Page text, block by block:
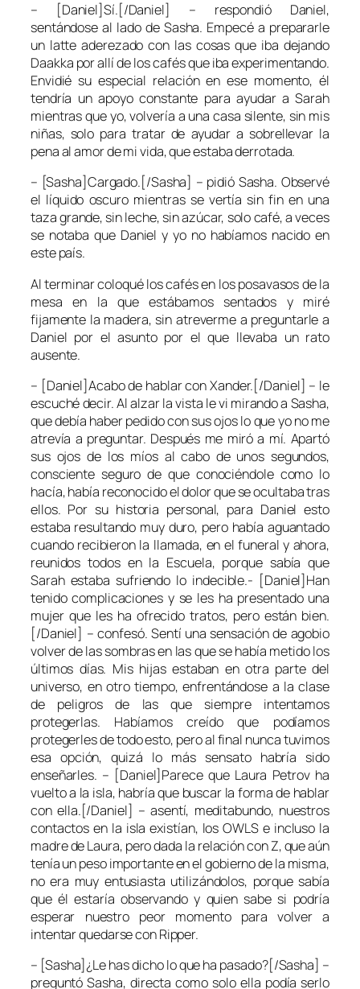
– [Daniel]Sí.[/Daniel] – respondió Daniel,
sentándose al lado de Sasha. Empecé a prepararle
un latte aderezado con las cosas que iba dejando
Daakka por allí de los cafés que iba experimentando.
Envidié su especial relación en ese momento, él
tendría un apoyo constante para ayudar a Sarah
mientras que yo, volvería a una casa silente, sin mis
niñas, solo para tratar de ayudar a sobrellevar la
pena al amor de mi vida, que estaba derrotada.
– [Sasha]Cargado.[/Sasha] – pidió Sasha. Observé
el líquido oscuro mientras se vertía sin fin en una
taza grande, sin leche, sin azúcar, solo café, a veces
se notaba que Daniel y yo no habíamos nacido en
este país.
Al terminar coloqué los cafés en los posavasos de la
mesa en la que estábamos sentados y miré
fijamente la madera, sin atreverme a preguntarle a
Daniel por el asunto por el que llevaba un rato
ausente.
– [Daniel]Acabo de hablar con Xander.[/Daniel] – le
escuché decir. Al alzar la vista le vi mirando a Sasha,
que debía haber pedido con sus ojos lo que yo no me
atrevía a preguntar. Después me miró a mí. Apartó
sus ojos de los míos al cabo de unos segundos,
consciente seguro de que conociéndole como lo
hacía, había reconocido el dolor que se ocultaba tras
ellos. Por su historia personal, para Daniel esto
estaba resultando muy duro, pero había aguantado
cuando recibieron la llamada, en el funeral y ahora,
reunidos todos en la Escuela, porque sabía que
Sarah estaba sufriendo lo indecible.- [Daniel]Han
tenido complicaciones y se les ha presentado una
mujer que les ha ofrecido tratos, pero están bien.
[/Daniel] – confesó. Sentí una sensación de agobio
volver de las sombras en las que se había metido los
últimos días. Mis hijas estaban en otra parte del
universo, en otro tiempo, enfrentándose a la clase
de peligros de las que siempre intentamos
protegerlas. Habíamos creído que podíamos
protegerles de todo esto, pero al final nunca tuvimos
esa opción, quizá lo más sensato habría sido
enseñarles. – [Daniel]Parece que Laura Petrov ha
vuelto a la isla, habría que buscar la forma de hablar
con ella.[/Daniel] – asentí, meditabundo, nuestros
contactos en la isla existían, los OWLS e incluso la
madre de Laura, pero dada la relación con Z, que aún
tenía un peso importante en el gobierno de la misma,
no era muy entusiasta utilizándolos, porque sabía
que él estaría observando y quien sabe si podría
esperar nuestro peor momento para volver a
intentar quedarse con Ripper.
– [Sasha]¿Le has dicho lo que ha pasado?[/Sasha] –
preguntó Sasha, directa como solo ella podía serlo